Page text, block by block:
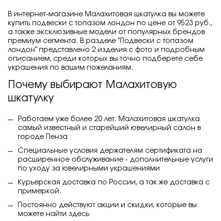
В интернет-магазине Малахитовая шкатулка вы можете
купить подвески с топазом лондон по цене от 9523 руб.,
а также эксклюзивные модели от популярных брендов
премиум сегмента. В разделе "Подвески с топазом
лондон" представлено 2 изделия с фото и подробным
описанием, среди которых вы точно подберете себе
украшения по вашим пожеланиям.
Почему выбирают Малахитовую
шкатулку
Работаем уже более 20 лет. Малахитовая шкатулка
самый известный и старейший ювелирный салон в
городе Пенза
Специальные условия держателям сертификата на
расширенное обслуживание - дополнительные услуги
по уходу за ювелирными украшениями
Курьерская доставка по России, а так же доставка с
примеркой.
Постоянно действуют акции и скидки, которые вы
можете найти здесь